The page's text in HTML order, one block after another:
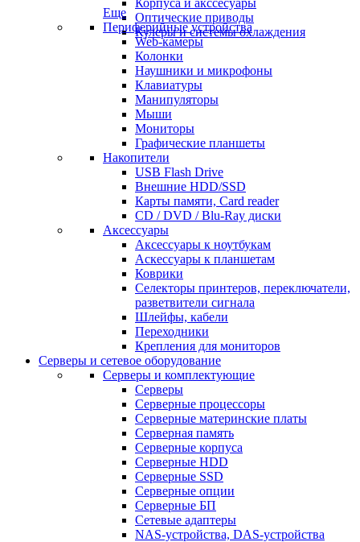
Корпуса и акссесуары
Оптические приводы
Кулеры и системы охлаждения
Еще
Периферийные устройства
Web-камеры
Колонки
Наушники и микрофоны
Клавиатуры
Манипуляторы
Мыши
Мониторы
Графические планшеты
Накопители
USB Flash Drive
Внешние HDD/SSD
Карты памяти, Card reader
CD / DVD / Blu-Ray диски
Аксессуары
Аксессуары к ноутбукам
Аскессуары к планшетам
Коврики
Селекторы принтеров, переключатели,
разветвители сигнала
Шлейфы, кабели
Переходники
Крепления для мониторов
Серверы и сетевое оборудование
Серверы и комплектующие
Серверы
Серверные процессоры
Серверные материнские платы
Серверная память
Серверные корпуса
Серверные HDD
Серверные SSD
Серверные опции
Серверные БП
Сетевые адаптеры
NAS-устройства, DAS-устройства